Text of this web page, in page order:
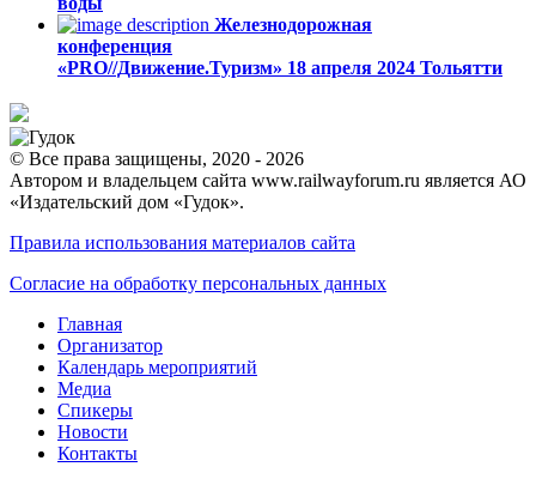
Железнодорожная
конференция
«PRO//Движение.Туризм» 18 апреля 2024 Тольятти
© Все права защищены, 2020 - 2026
Автором и владельцем сайта www.railwayforum.ru является АО
«Издательский дом «Гудок».
Правила использования материалов сайта
Согласие на обработку персональных данных
Главная
Организатор
Календарь мероприятий
Медиа
Спикеры
Новости
Контакты